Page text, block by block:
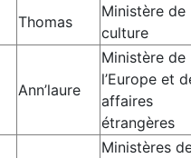
Thomas
Ministère de
culture
Ann’laure
Ministère de
l’Europe et
affaires
étrangères
Ministères